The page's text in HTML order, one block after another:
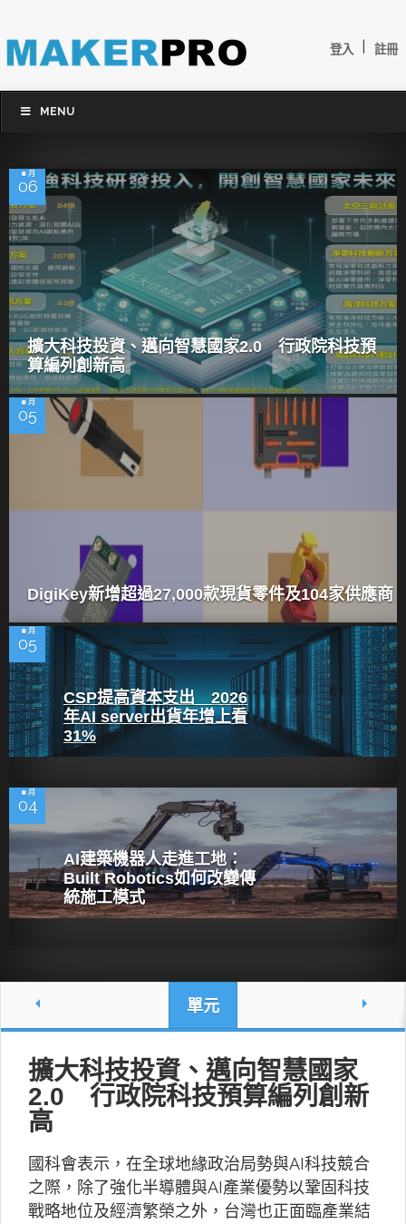
登入 註冊
MENU
8 月
06
擴大科技投資、邁向智慧國家2.0 行政院科技預
算編列創新高
8 月
05
DigiKey新增超過27,000款現貨零件及104家供應商
8 月
05
CSP提高資本支出 2026
年AI server出貨年增上看
31%
8 月
04
AI建築機器人走進工地：
Built Robotics如何改變傳
統施工模式
單元
擴大科技投資、邁向智慧國家
2.0 行政院科技預算編列創新
高
國科會表示，在全球地緣政治局勢與AI科技競合
之際，除了強化半導體與AI產業優勢以鞏固科技
戰略地位及經濟繁榮之外，台灣也正面臨產業結